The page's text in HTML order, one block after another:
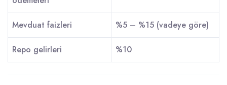
Mevduat faizleri %5 – %15 (vadeye göre)
Repo gelirleri %10